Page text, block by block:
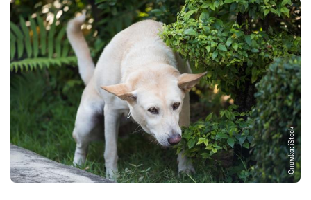
Снимка: iStock